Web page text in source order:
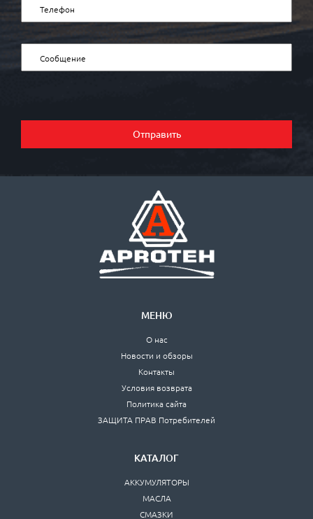
Отправить
МЕНЮ
О нас
Новости и обзоры
Контакты
Условия возврата
Политика сайта
ЗАЩИТА ПРАВ Потребителей
КАТАЛОГ
АККУМУЛЯТОРЫ
МАСЛА
СМАЗКИ